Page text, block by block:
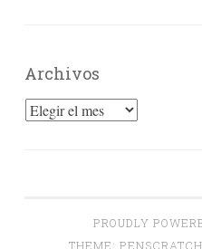
Archivos
Archivos
PROUDLY
THEME: